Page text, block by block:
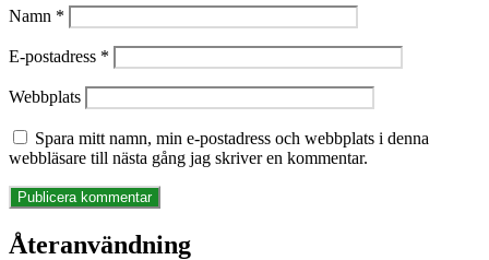
Namn *
E-postadress *
Webbplats
Spara mitt namn, min e-postadress och webbplats i denna
webbläsare till nästa gång jag skriver en kommentar.
Återanvändning